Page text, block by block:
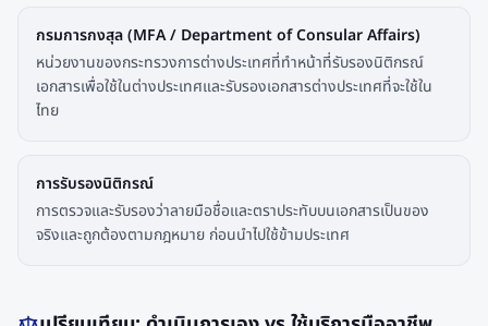
กรมการกงสุล (MFA / Department of Consular Affairs)
หน่วยงานของกระทรวงการต่างประเทศที่ทำหน้าที่รับรองนิติกรณ์
เอกสารเพื่อใช้ในต่างประเทศและรับรองเอกสารต่างประเทศที่จะใช้ใน
ไทย
การรับรองนิติกรณ์
การตรวจและรับรองว่าลายมือชื่อและตราประทับบนเอกสารเป็นของ
จริงและถูกต้องตามกฎหมาย ก่อนนำไปใช้ข้ามประเทศ